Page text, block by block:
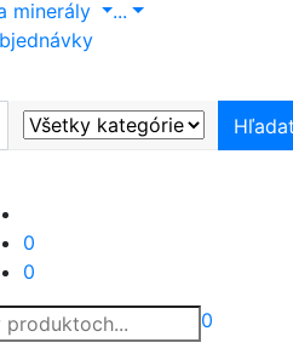
minerály
...
0
0
0